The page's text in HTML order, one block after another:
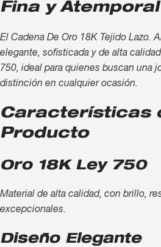
Fina y Atemporal
El Cadena De Oro 18K Tejido Lazo.
elegante, sofisticada y de alta
750, ideal para quienes buscan una
distinción en cualquier ocasión.
Características
Producto
Oro 18K Ley 750
Material de alta calidad, con brillo,
excepcionales.
Diseño Elegante